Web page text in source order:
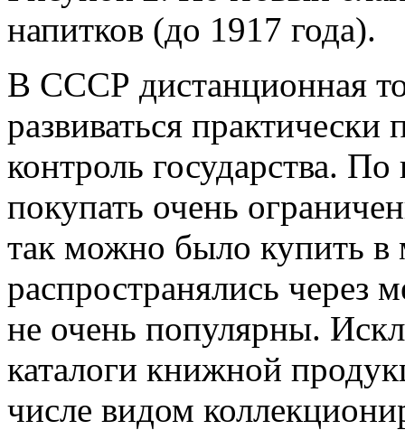
напитков (до 1917 года).
В СССР дистанционная
развиваться
контроль государства. По
покупать очень
так можно было купить в
распространялись через
не очень популярны.
каталоги книжной
числе видом